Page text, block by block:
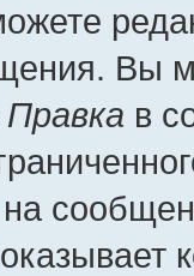
Вы
Правка в
на